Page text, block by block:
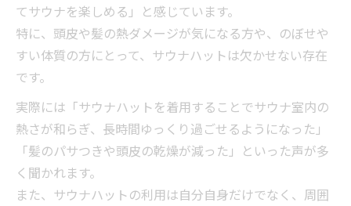
てサウナを楽しめる」と感じています。
特に、頭皮や髪の熱ダメージが気になる方や、のぼせや
すい体質の方にとって、サウナハットは欠かせない存在
です。
実際には「サウナハットを着用することでサウナ室内の
熱さが和らぎ、長時間ゆっくり過ごせるようになった」
「髪のパサつきや頭皮の乾燥が減った」といった声が多
く聞かれます。
また、サウナハットの利用は自分自身だけでなく、周囲